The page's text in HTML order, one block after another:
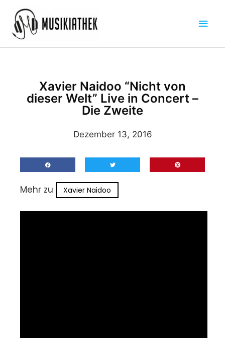
Inhalt
springen
Xavier Naidoo “Nicht von
dieser Welt” Live in Concert –
Die Zweite
Dezember 13, 2016
Mehr zu Xavier Naidoo